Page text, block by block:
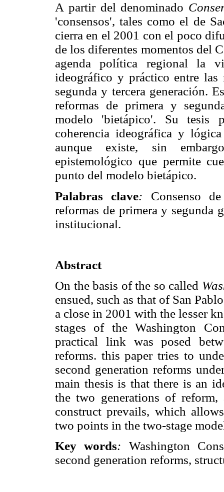
A partir del denominado
'consensos', tales como el de
cierra en el 2001 con el poco
de los diferentes momentos del
agenda política regional la
ideográfico y práctico entre las
segunda y tercera generación.
reformas de primera y
modelo 'bietápico'. Su tesis
coherencia ideográfica y
aunque existe, sin
epistemológico que permite
punto del modelo bietápico.
Palabras clave: Consenso
reformas de primera y segunda
institucional.
Abstract
On the basis of the so called
ensued, such as that of San
a close in 2001 with the lesser
stages of the Washington
practical link was posed
reforms. this paper tries to
second generation reforms
main thesis is that there is an
the two generations of
construct prevails, which
two points in the two-stage
Key words: Washington
second generation reforms,